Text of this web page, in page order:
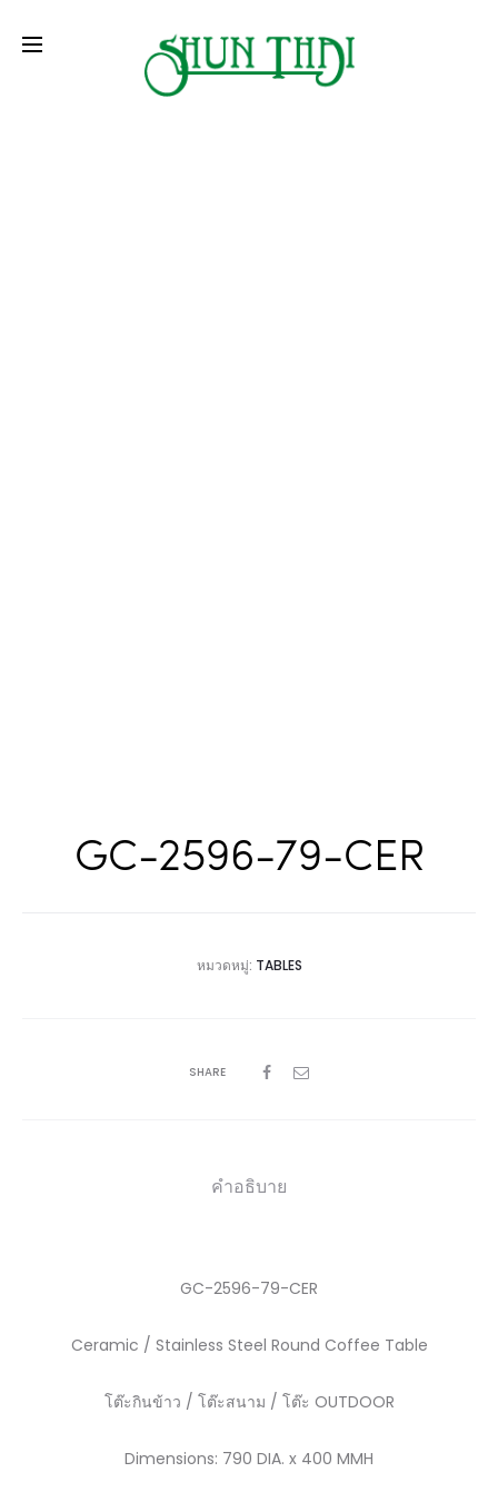
GC-2596-79-CER
หมวดหมู่: TABLES
SHARE
คำอธิบาย
GC-2596-79-CER
Ceramic / Stainless Steel Round Coffee Table
โต๊ะกินข้าว / โต๊ะสนาม / โต๊ะ OUTDOOR
Dimensions: 790 DIA. x 400 MMH